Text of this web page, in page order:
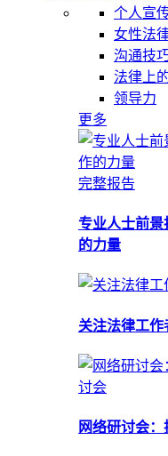
个人宣
女性法
沟通技
法律上
领导力
更多
完整报告
专业人士前景
的力量
关注法律工
讨会
网络研讨会